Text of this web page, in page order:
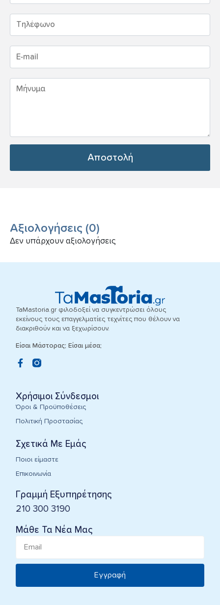
Αποστολή
Αξιολογήσεις (0)
Δεν υπάρχουν αξιολογήσεις
TaMastoria.gr φιλοδοξεί να συγκεντρώσει όλους
εκείνους τους επαγγελματίες τεχνίτες που θέλουν να
διακριθούν και να ξεχωρίσουν.
Είσαι Μάστορας; Είσαι μέσα;
Σχετικά Με Εμάς
Ποιοι είμαστε
Επικοινωνία
Γραμμή Εξυπηρέτησης
210 300 3190
Χρήσιμοι Σύνδεσμοι
Όροι & Προϋποθέσεις
Πολιτική Προστασίας
Μάθε Τα Νέα Μας
Εγγραφή